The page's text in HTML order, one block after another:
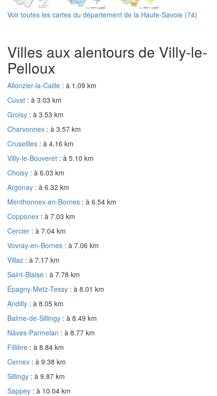
Voir toutes les cartes du département de la Haute-Savoie (74)
Villes aux alentours de Villy-le-
Pelloux
Allonzier-la-Caille : à 1.09 km
Cuvat : à 3.03 km
Groisy : à 3.53 km
Charvonnex : à 3.57 km
Cruseilles : à 4.16 km
Villy-le-Bouveret : à 5.10 km
Choisy : à 6.03 km
Argonay : à 6.32 km
Menthonnex-en-Bornes : à 6.54 km
Copponex : à 7.03 km
Cercier : à 7.04 km
Vovray-en-Bornes : à 7.06 km
Villaz : à 7.17 km
Saint-Blaise : à 7.78 km
Épagny-Metz-Tessy : à 8.01 km
Andilly : à 8.05 km
Balme-de-Sillingy : à 8.49 km
Nâves-Parmelan : à 8.77 km
Fillière : à 8.84 km
Cernex : à 9.38 km
Sillingy : à 9.87 km
Sappey : à 10.04 km